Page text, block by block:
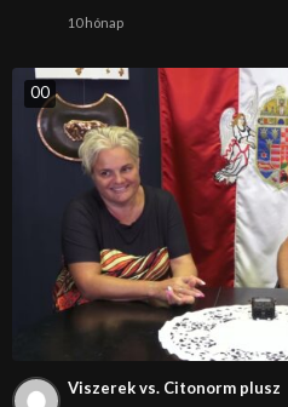
10 hónap
00
Viszerek vs. Citonorm plusz